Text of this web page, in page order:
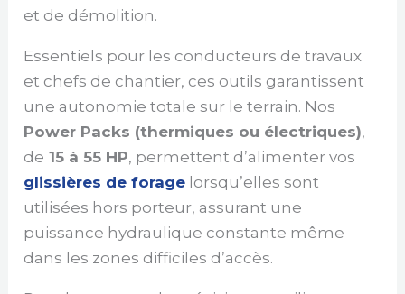
et de démolition.
Essentiels pour les conducteurs de travaux
et chefs de chantier, ces outils garantissent
une autonomie totale sur le terrain. Nos
Power Packs (thermiques ou électriques),
de 15 à 55 HP, permettent d’alimenter vos
glissières de forage lorsqu’elles sont
utilisées hors porteur, assurant une
puissance hydraulique constante même
dans les zones difficiles d’accès.